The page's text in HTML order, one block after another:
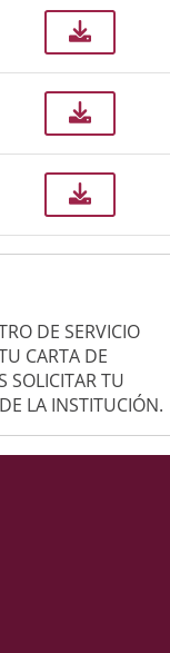
DE SERVICIO
CARTA DE
SOLICITAR TU
LA INSTITUCIÓN.